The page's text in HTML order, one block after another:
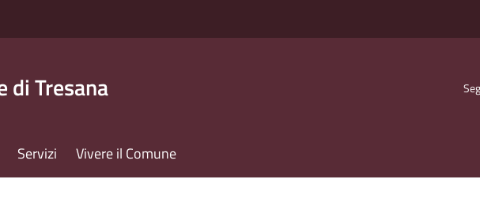
di Tresana
Servizi Vivere il Comune